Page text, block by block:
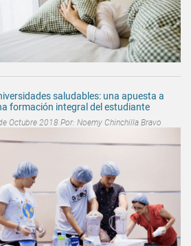
saludables: una apuesta a
formación integral del estudiante
Octubre 2018 Por: Noemy Chinchilla Bravo